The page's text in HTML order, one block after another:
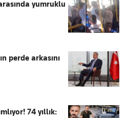
yumruklu
perde arkasını
74 yıllık: